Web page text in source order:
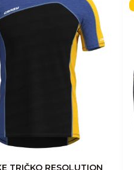
TRIČKO RESOLUTION